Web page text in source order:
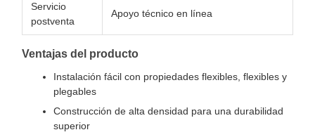
Servicio
postventa
Apoyo técnico en línea
Ventajas del producto
Instalación fácil con propiedades flexibles, flexibles y
plegables
Construcción de alta densidad para una durabilidad
superior